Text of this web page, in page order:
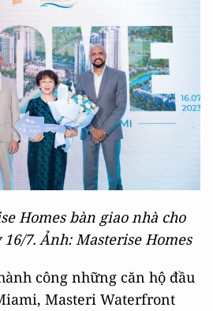
Homes bàn giao nhà cho
7. Ảnh: Masterise Homes
công những căn hộ đầu
Masteri Waterfront